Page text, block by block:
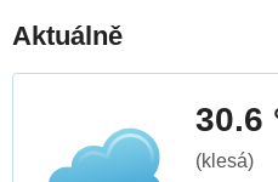
Aktuálně
30.6
(klesá)